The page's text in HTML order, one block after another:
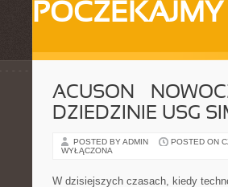
POCZEKAJMY
ACUSON –
DZIEDZINIE USG
POSTED BY ADMIN POSTED ON
WYŁĄCZONA
W dzisiejszych czasach, kiedy